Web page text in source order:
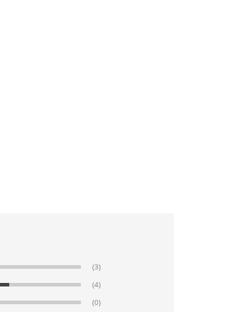
(3)
(4)
(0)